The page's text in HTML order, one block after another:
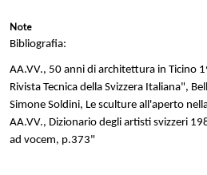
Note
Bibliografia:
AA.VV., 50 anni di architettura in Ticino
Rivista Tecnica della Svizzera Italiana",
Simone Soldini, Le sculture all'aperto
AA.VV., Dizionario degli artisti svizzeri
ad vocem, p.373"